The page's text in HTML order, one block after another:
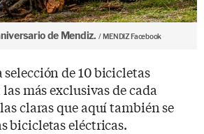
de Mendiz. MENDIZ Facebook
selección de 10 bicicletas
más exclusivas de cada
claras que aquí también se
bicicletas eléctricas.